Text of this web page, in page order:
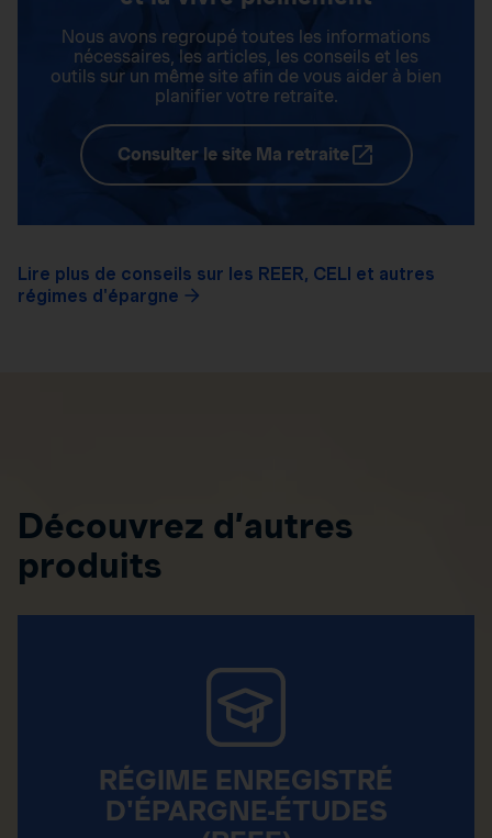
Nous avons regroupé toutes les informations
nécessaires, les articles, les conseils et les
outils sur un même site afin de vous aider à bien
planifier votre retraite.
Consulter le site Ma retraite
Lire plus de conseils sur les REER, CELI et autres
régimes d'épargne
Découvrez d’autres
produits
RÉGIME ENREGISTRÉ
D'ÉPARGNE-ÉTUDES